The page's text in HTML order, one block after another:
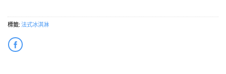
標籤: 法式冰淇淋